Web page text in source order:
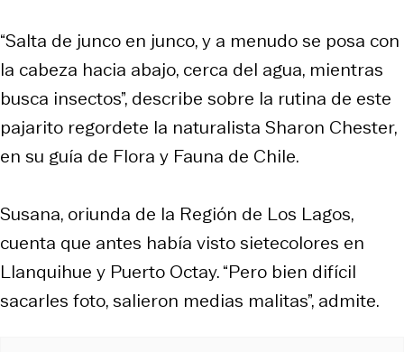
“Salta de junco en junco, y a menudo se posa con
la cabeza hacia abajo, cerca del agua, mientras
busca insectos”, describe sobre la rutina de este
pajarito regordete la naturalista Sharon Chester,
en su guía de Flora y Fauna de Chile.
Susana, oriunda de la Región de Los Lagos,
cuenta que antes había visto sietecolores en
Llanquihue y Puerto Octay. “Pero bien difícil
sacarles foto, salieron medias malitas”, admite.